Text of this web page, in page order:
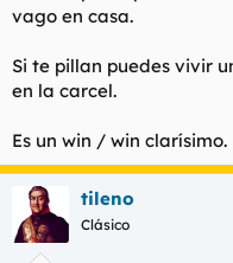
vago en casa.
Si te pillan puedes vivir
en la carcel.
Es un win / win clarísimo.
tileno
Clásico